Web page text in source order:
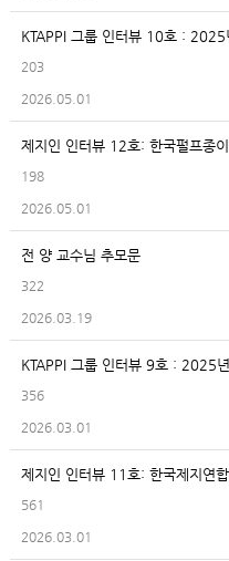
203
2026.05.01
제지인 인터뷰 12호: 한국펄프종
198
2026.05.01
전 양 교수님 추모문
322
2026.03.19
KTAPPI 그룹 인터뷰 9호 : 2025
356
2026.03.01
제지인 인터뷰 11호: 한국제지연
561
2026.03.01